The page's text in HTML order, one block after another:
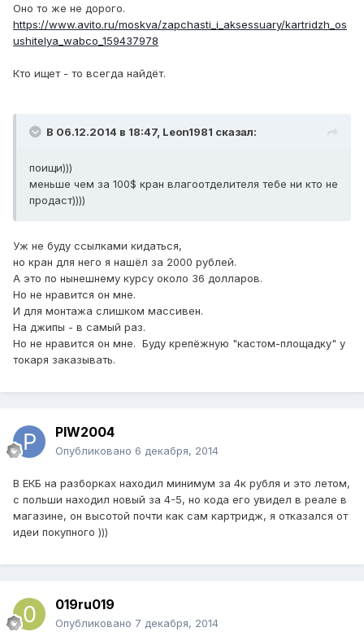
Оно то же не дорого.
https://www.avito.ru/moskva/zapchasti_i_aksessuary/kartridzh_os
ushitelya_wabco_159437978
Кто ищет - то всегда найдёт.
В 06.12.2014 в 18:47, Leon1981 сказал:
поищи)))
меньше чем за 100$ кран влагоотделителя тебе ни кто не
продаст))))
Уж не буду ссылками кидаться,
но кран для него я нашёл за 2000 рублей.
А это по нынешнему курсу около 36 долларов.
Но не нравится он мне.
И для монтажа слишком массивен.
На джипы - в самый раз.
Но не нравится он мне. Буду крепёжную "кастом-площадку" у
токаря заказывать.
PIW2004
Опубликовано 6 декабря, 2014
В ЕКБ на разборках находил минимум за 4к рубля и это летом,
с польши находил новый за 4-5, но кода его увидел в реале в
магазине, он высотой почти как сам картридж, я отказался от
идеи покупного )))
019ru019
Опубликовано 7 декабря, 2014